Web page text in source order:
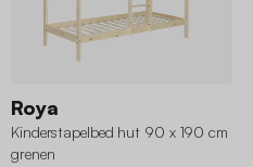
Roya
Kinderstapelbed hut 90 x 190 cm
grenen